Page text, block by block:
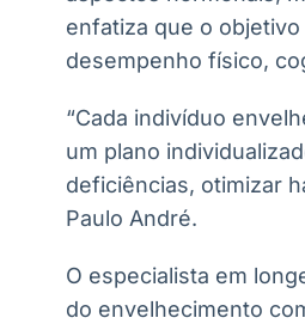
enfatiza que o
desempenho físico,
“Cada indivíduo
um plano
deficiências, otimizar
Paulo André.
O especialista em
do envelhecimento